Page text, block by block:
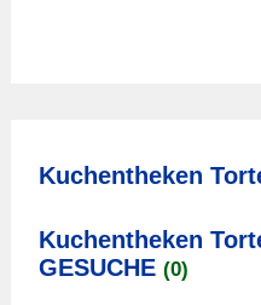
Kuchentheken
Kuchentheken
GESUCHE (0)